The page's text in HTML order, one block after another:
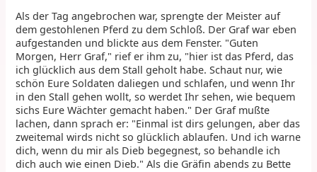
Als der Tag angebrochen war, sprengte der Meister auf
dem gestohlenen Pferd zu dem Schloß. Der Graf war eben
aufgestanden und blickte aus dem Fenster. "Guten
Morgen, Herr Graf," rief er ihm zu, "hier ist das Pferd, das
ich glücklich aus dem Stall geholt habe. Schaut nur, wie
schön Eure Soldaten daliegen und schlafen, und wenn Ihr
in den Stall gehen wollt, so werdet Ihr sehen, wie bequem
sichs Eure Wächter gemacht haben." Der Graf mußte
lachen, dann sprach er: "Einmal ist dirs gelungen, aber das
zweitemal wirds nicht so glücklich ablaufen. Und ich warne
dich, wenn du mir als Dieb begegnest, so behandle ich
dich auch wie einen Dieb." Als die Gräfin abends zu Bette